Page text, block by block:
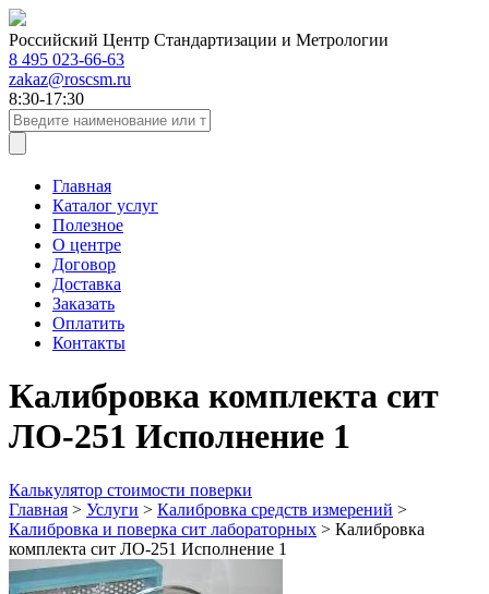
Российский Центр Стандартизации и Метрологии
8 495 023-66-63
zakaz@roscsm.ru
8:30-17:30
Главная
Каталог услуг
Полезное
О центре
Договор
Доставка
Заказать
Оплатить
Контакты
Калибровка комплекта сит
ЛО-251 Исполнение 1
Калькулятор стоимости поверки
Главная > Услуги > Калибровка средств измерений >
Калибровка и поверка сит лабораторных > Калибровка
комплекта сит ЛО-251 Исполнение 1